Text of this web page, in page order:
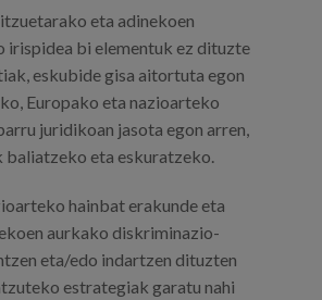
eta adinekoen
irispidea bi elementuk ez dituzte
eskubide gisa aitortuta egon
Europako eta nazioarteko
juridikoan jasota egon arren,
baliatzeko eta eskuratzeko.
hainbat erakunde eta
aurkako diskriminazio-
eta/edo indartzen dituzten
estrategiak garatu nahi